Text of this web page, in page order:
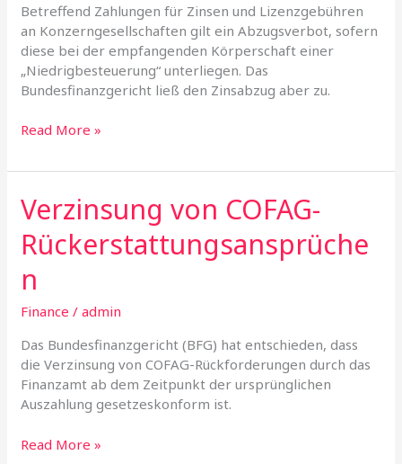
Betreffend Zahlungen für Zinsen und Lizenzgebühren
an Konzerngesellschaften gilt ein Abzugsverbot, sofern
diese bei der empfangenden Körperschaft einer
„Niedrigbesteuerung“ unterliegen. Das
Bundesfinanzgericht ließ den Zinsabzug aber zu.
Read More »
Verzinsung von COFAG-
Rückerstattungsansprüche
n
Finance /admin
Das Bundesfinanzgericht (BFG) hat entschieden, dass
die Verzinsung von COFAG-Rückforderungen durch das
Finanzamt ab dem Zeitpunkt der ursprünglichen
Auszahlung gesetzeskonform ist.
Verzinsung
von
COFAG-
Rückerstattungsansprüchen
Read More »